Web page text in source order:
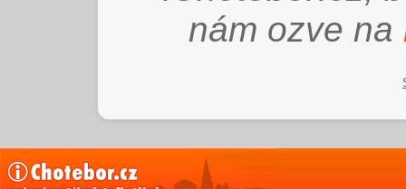
nám ozve na